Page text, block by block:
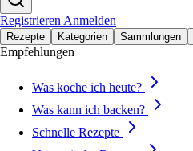
Registrieren Anmelden
Rezepte Kategorien Sammlungen
Empfehlungen
Was koche ich heute?
Was kann ich backen?
Schnelle Rezepte